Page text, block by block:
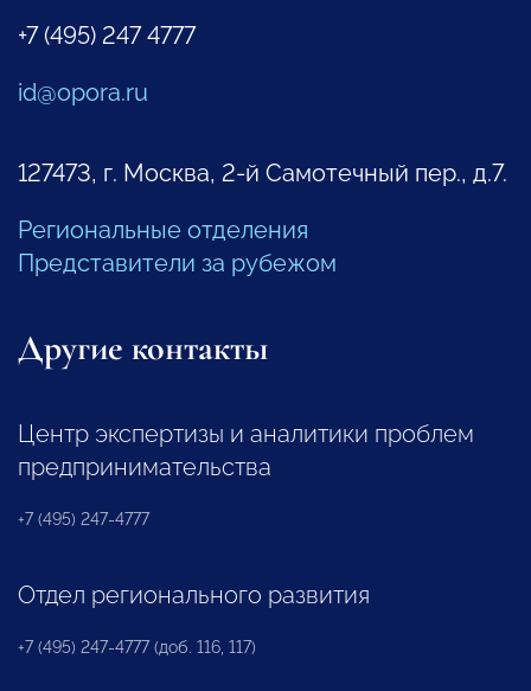
+7 (495) 247 4777
id@opora.ru
127473, г. Москва, 2-й Самотечный пер., д.7.
Региональные отделения
Представители за рубежом
Другие контакты
Центр экспертизы и аналитики проблем
предпринимательства
+7 (495) 247-4777
Отдел регионального развития
+7 (495) 247-4777 (доб. 116, 117)